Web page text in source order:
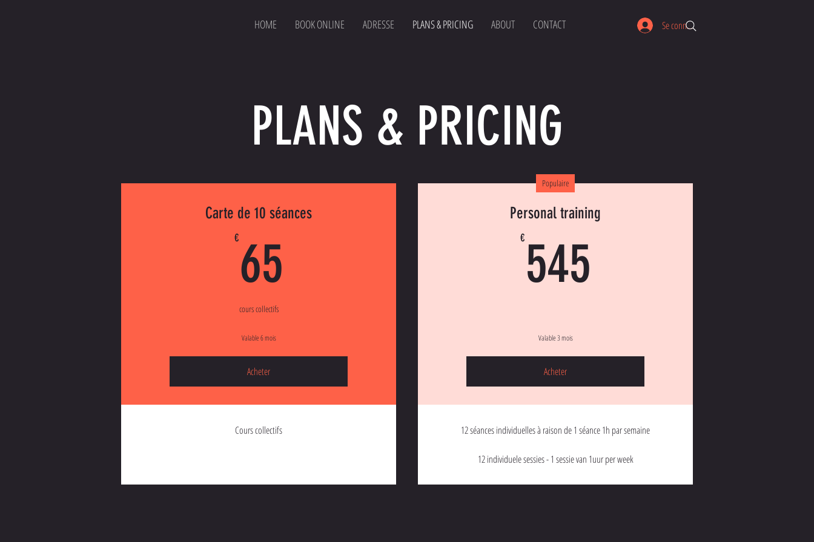
HOME BOOK ONLINE ADRESSE PLANS & PRICING ABOUT CONTACT Se connecter
PLANS & PRICING
Carte de 10 séances
€ 65
cours collectifs
Valable 6 mois
Acheter
Cours collectifs
Populaire
Personal training
€ 545
Valable 3 mois
Acheter
12 séances individuelles à raison de 1 séance 1h par semaine
12 individuele sessies - 1 sessie van 1uur per week